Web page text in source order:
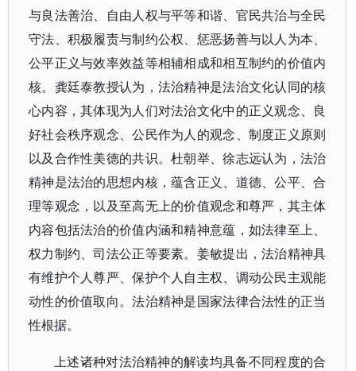
与良法善治、自由人权与平等和谐、官民共治与全民
守法、积极履责与制约公权、惩恶扬善与以人为本、
公平正义与效率效益等相辅相成和相互制约的价值内
核。龚廷泰教授认为，法治精神是法治文化认同的核
心内容，其体现为人们对法治文化中的正义观念、良
好社会秩序观念、公民作为人的观念、制度正义原则
以及合作性美德的共识。杜朝举、徐志远认为，法治
精神是法治的思想内核，蕴含正义、道德、公平、合
理等观念，以及至高无上的价值观念和尊严，其主体
内容包括法治的价值内涵和精神意蕴，如法律至上、
权力制约、司法公正等要素。姜敏提出，法治精神具
有维护个人尊严、保护个人自主权、调动公民主观能
动性的价值取向。法治精神是国家法律合法性的正当
性根据。
上述诸种对法治精神的解读均具备不同程度的合